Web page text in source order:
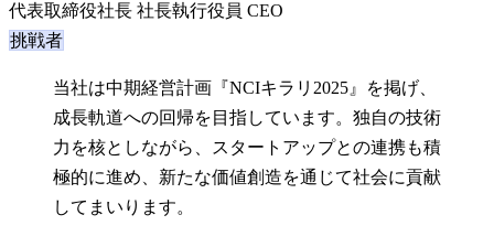
代表取締役社長 社長執行役員 CEO
挑戦者
当社は中期経営計画『NCIキラリ2025』を掲げ、
成長軌道への回帰を目指しています。独自の技術
力を核としながら、スタートアップとの連携も積
極的に進め、新たな価値創造を通じて社会に貢献
してまいります。